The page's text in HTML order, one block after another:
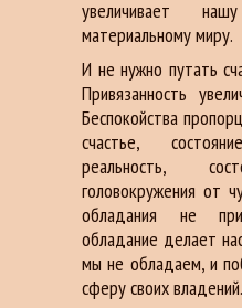
увеличивает
материальному миру.
И не нужно путать
Привязанность
Беспокойства
счастье,
реальность,
головокружения от
обладания не
обладание делает
мы не обладаем, и
сферу своих владений.